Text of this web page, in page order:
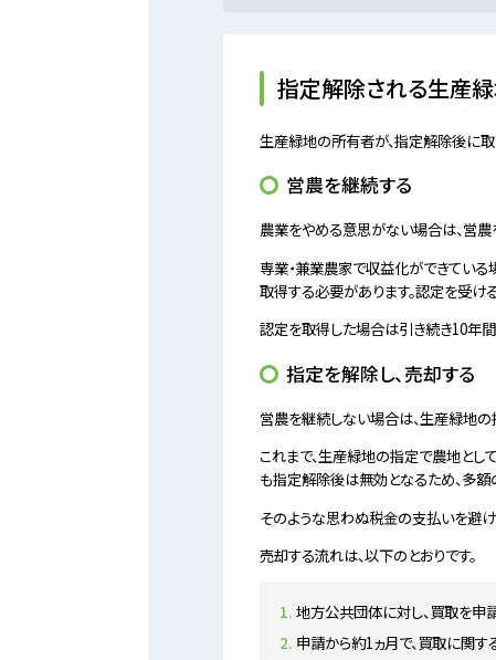
指定解除される生産
生産緑地の所有者が、指定解除後に取
営農を継続する
農業をやめる意思がない場合は、営農
専業・兼業農家で収益化ができてい
取得する必要があります。認定を受け
認定を取得した場合は引き続き10年
指定を解除し、売却する
営農を継続しない場合は、生産緑地の
これまで、生産緑地の指定で農地と
も指定解除後は無効となるため、多
そのような思わぬ税金の支払いを避け
売却する流れは、以下のとおりです。
地方公共団体に対し、買取を申
申請から約1ヵ月で、買取に関